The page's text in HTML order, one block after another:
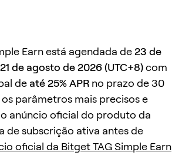
Earn está agendada de23 de
de agosto de 2026 (UTC+8)com
deaté 25% APR no prazo de 30
parâmetros mais precisos e
anúncio oficial do produto da
de subscrição ativa antes de
oficial da Bitget TAG Simple Earn